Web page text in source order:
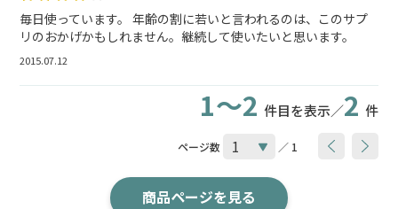
毎日使っています。 年齢の割に若いと言われるのは、このサプ
リのおかげかもしれません。継続して使いたいと思います。
2015.07.12
1～2 件目を表示／2 件
ページ数 ／ 1
商品ページを見る